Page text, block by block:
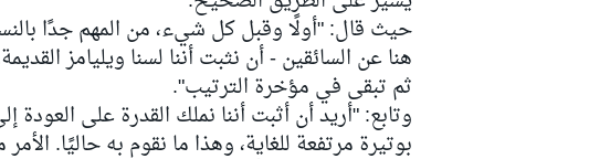
حيث قال: "أولًا وقبل كل شيء، من المهم جدًا
هنا عن السائقين - أن نثبت أننا لسنا ويليامز
ثم تبقى في مؤخرة الترتيب".
وتابع: "أريد أن أثبت أننا نملك القدرة على
بوتيرة مرتفعة للغاية، وهذا ما نقوم به حاليًا.